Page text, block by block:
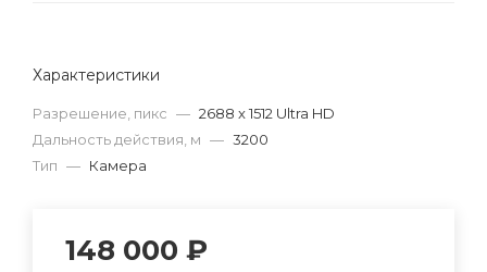
Характеристики
Разрешение, пикс — 2688 x 1512 Ultra HD
Дальность действия, м — 3200
Тип — Камера
148 000 ₽